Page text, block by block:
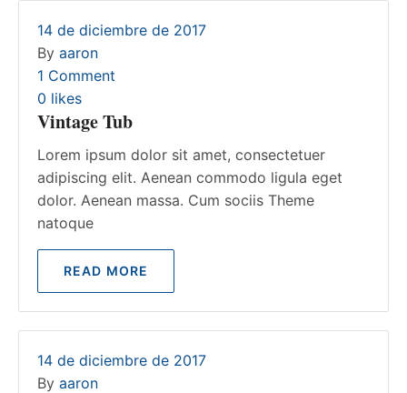
14 de diciembre de 2017
By aaron
1 Comment
0 likes
Vintage Tub
Lorem ipsum dolor sit amet, consectetuer
adipiscing elit. Aenean commodo ligula eget
dolor. Aenean massa. Cum sociis Theme
natoque
READ MORE
14 de diciembre de 2017
By aaron